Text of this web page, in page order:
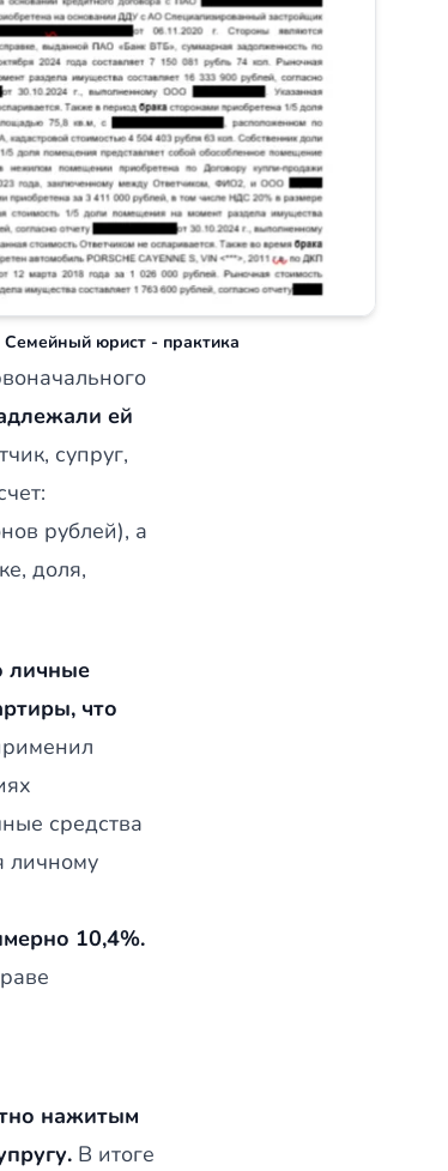
Семейный юрист - практика
ей
супруг,
рублей), а
доля,
личные
что
средства
личному
10,4%.
нажитым
В итоге